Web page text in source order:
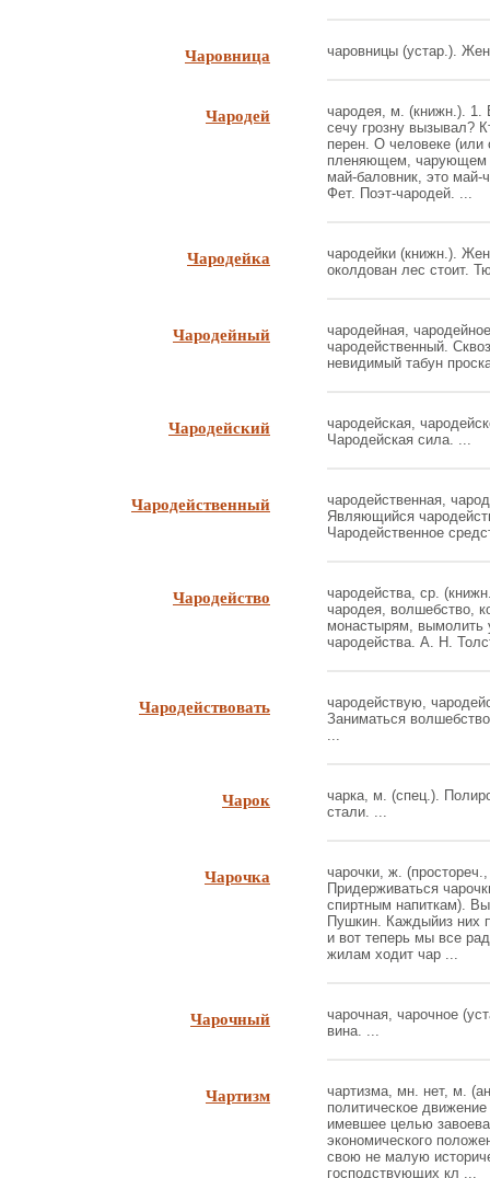
Чаровница чаровницы (устар.).
Чародей
чародея, м. (книжн.). 1.
сечу грозну вызывал?
перен. О человеке
пленяющем, чарующем
май-баловник, это
Фет. Поэт-чародей. ...
Чародейка
чародейки (книжн.).
околдован лес стоит.
Чародейный
чародейная,
чародейственный.
невидимый табун
Чародейский
чародейская,
Чародейская сила. ...
Чародейственный
чародейственная,
Являющийся
Чародейственное
Чародейство
чародейства, ср.
чародея, волшебство,
монастырям, вымолить
чародейства. А. Н.
Чародействовать
чародействую,
Заниматься
...
Чарок
чарка, м. (спец.).
стали. ...
Чарочка
чарочки, ж.
Придерживаться
спиртным напиткам).
Пушкин. Каждыйиз них
и вот теперь мы все
жилам ходит чар ...
Чарочный
чарочная, чарочное
вина. ...
Чартизм
чартизма, мн. нет, м.
политическое
имевшее целью
экономического
свою не малую
господствующих кл ...